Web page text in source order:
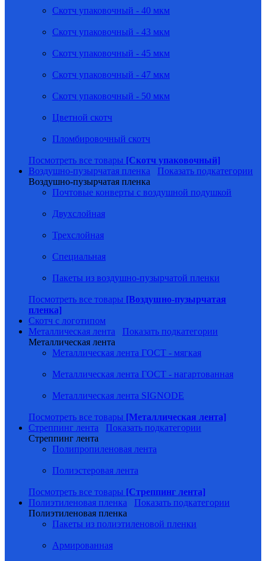
Скотч упаковочный - 40 мкм
Скотч упаковочный - 43 мкм
Скотч упаковочный - 45 мкм
Скотч упаковочный - 47 мкм
Скотч упаковочный - 50 мкм
Цветной скотч
Пломбировочный скотч
Посмотреть все товары [Скотч упаковочный]
Воздушно-пузырчатая пленка
Показать подкатегории
Воздушно-пузырчатая пленка
Почтовые конверты с воздушной подушкой
Двухслойная
Трехслойная
Специальная
Пакеты из воздушно-пузырчатой пленки
Посмотреть все товары [Воздушно-пузырчатая
пленка]
Скотч с логотипом
Металлическая лента
Показать подкатегории
Металлическая лента
Металлическая лента ГОСТ - мягкая
Металлическая лента ГОСТ - нагартованная
Металлическая лента SIGNODE
Посмотреть все товары [Металлическая лента]
Стреппинг лента
Показать подкатегории
Стреппинг лента
Полипропиленовая лента
Полиэстеровая лента
Посмотреть все товары [Стреппинг лента]
Полиэтиленовая пленка
Показать подкатегории
Полиэтиленовая пленка
Пакеты из полиэтиленовой пленки
Армированная